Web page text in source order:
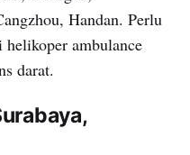
Handan. Perlu
ambulance
darat.